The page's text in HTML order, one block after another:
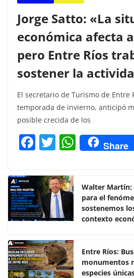
Jorge Satto: «La
económica afecta
pero Entre Ríos
sostener la
El secretario de Turismo de Entre
temporada de invierno, anticipó
posible crecida de los
F
c
e
b
o
o
k
T
itt
er
W
h
s
A
p
Share
Walter Martín:
para el
sostenemos
contexto
Entre Ríos:
monumentos
especies